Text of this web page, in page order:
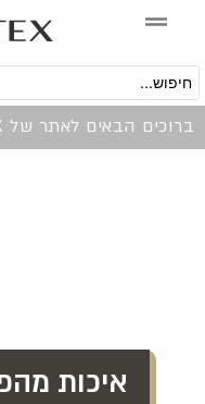
ברוכים הבאים לאתר של EROTEX!
איכות